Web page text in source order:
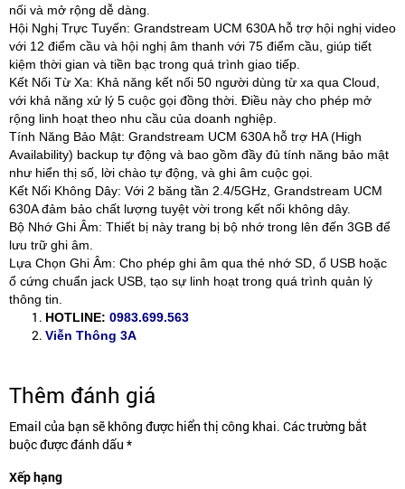
nối và mở rộng dễ dàng.
Hội Nghị Trực Tuyến: Grandstream UCM 630A hỗ trợ hội nghị video
với 12 điểm cầu và hội nghị âm thanh với 75 điểm cầu, giúp tiết
kiệm thời gian và tiền bạc trong quá trình giao tiếp.
Kết Nối Từ Xa: Khả năng kết nối 50 người dùng từ xa qua Cloud,
với khả năng xử lý 5 cuộc gọi đồng thời. Điều này cho phép mở
rộng linh hoạt theo nhu cầu của doanh nghiệp.
Tính Năng Bảo Mật: Grandstream UCM 630A hỗ trợ HA (High
Availability) backup tự động và bao gồm đầy đủ tính năng bảo mật
như hiển thị số, lời chào tự động, và ghi âm cuộc gọi.
Kết Nối Không Dây: Với 2 băng tần 2.4/5GHz, Grandstream UCM
630A đảm bảo chất lượng tuyệt vời trong kết nối không dây.
Bộ Nhớ Ghi Âm: Thiết bị này trang bị bộ nhớ trong lên đến 3GB để
lưu trữ ghi âm.
Lựa Chọn Ghi Âm: Cho phép ghi âm qua thẻ nhớ SD, ổ USB hoặc
ổ cứng chuẩn jack USB, tạo sự linh hoạt trong quá trình quản lý
thông tin.
HOTLINE: 0983.699.563
Viễn Thông 3A
Thêm đánh giá
Email của bạn sẽ không được hiển thị công khai. Các trường bắt
buộc được đánh dấu *
Xếp hạng